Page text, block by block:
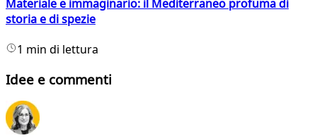
Materiale e immaginario: il Mediterraneo profuma di
storia e di spezie
1 min di lettura
Idee e commenti